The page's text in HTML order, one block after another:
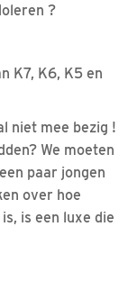
?
K7, K6, K5 en
niet mee bezig !
We moeten
paar jongen
over hoe
is een luxe die